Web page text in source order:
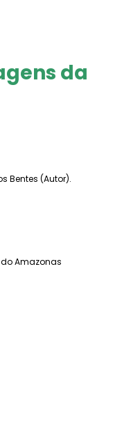
da
Bentes (Autor).
Amazonas